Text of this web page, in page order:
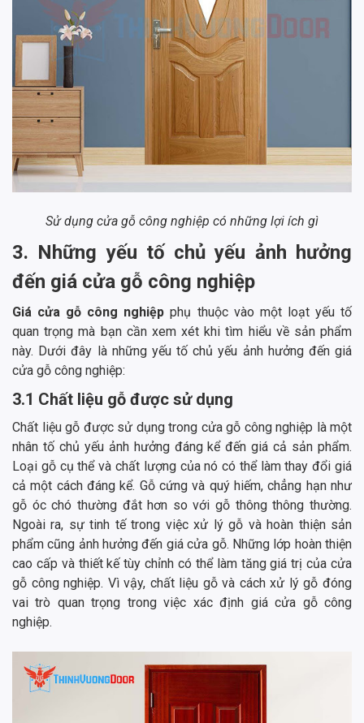
Sử dụng cửa gỗ công nghiệp có những lợi ích gì
3. Những yếu tố chủ yếu ảnh hưởng
đến giá cửa gỗ công nghiệp
Giá cửa gỗ công nghiệp phụ thuộc vào một loạt yếu tố
quan trọng mà bạn cần xem xét khi tìm hiểu về sản phẩm
này. Dưới đây là những yếu tố chủ yếu ảnh hưởng đến giá
cửa gỗ công nghiệp:
3.1 Chất liệu gỗ được sử dụng
Chất liệu gỗ được sử dụng trong cửa gỗ công nghiệp là một
nhân tố chủ yếu ảnh hưởng đáng kể đến giá cả sản phẩm.
Loại gỗ cụ thể và chất lượng của nó có thể làm thay đổi giá
cả một cách đáng kể. Gỗ cứng và quý hiếm, chẳng hạn như
gỗ óc chó thường đắt hơn so với gỗ thông thông thường.
Ngoài ra, sự tinh tế trong việc xử lý gỗ và hoàn thiện sản
phẩm cũng ảnh hưởng đến giá cửa gỗ. Những lớp hoàn thiện
cao cấp và thiết kế tùy chỉnh có thể làm tăng giá trị của cửa
gỗ công nghiệp. Vì vậy, chất liệu gỗ và cách xử lý gỗ đóng
vai trò quan trọng trong việc xác định giá cửa gỗ công
nghiệp.